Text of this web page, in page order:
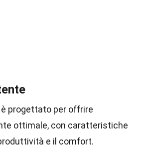
è progettato per offrire
ottimale, con caratteristiche
e il comfort.